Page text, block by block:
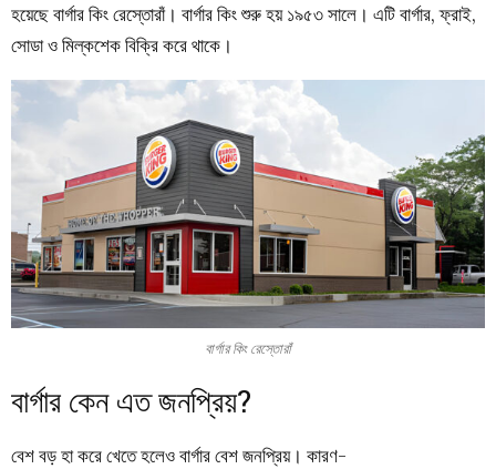
হয়েছে বার্গার কিং রেস্তোরাঁ। বার্গার কিং শুরু হয় ১৯৫৩ সালে। এটি বার্গার, ফ্রাই,
সোডা ও মিল্কশেক বিক্রি করে থাকে।
বার্গার কিং রেস্তোরাঁ
বার্গার কেন এত জনপ্রিয়?
বেশ বড় হা করে খেতে হলেও বার্গার বেশ জনপ্রিয়। কারণ-